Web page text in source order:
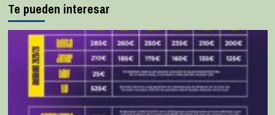
Te pueden interesar